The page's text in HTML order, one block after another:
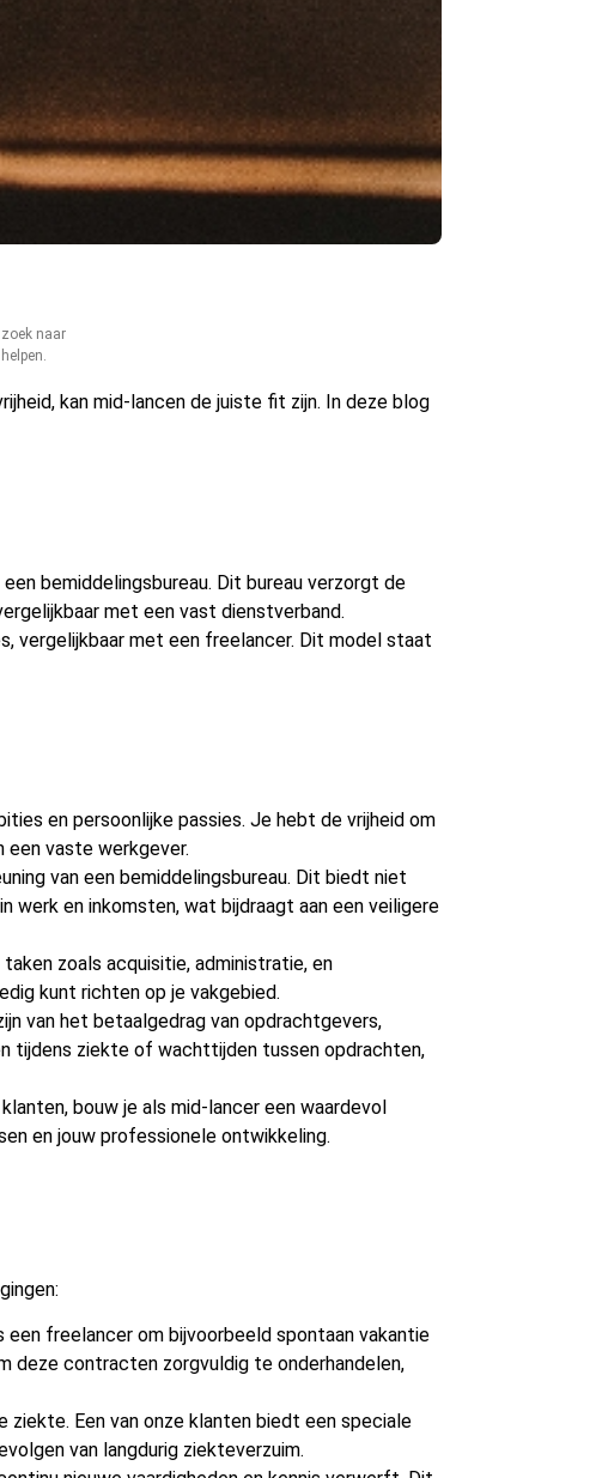
naar
kan mid-lancen de juiste fit zijn. In deze blog
bemiddelingsbureau. Dit bureau verzorgt de
met een vast dienstverband.
vergelijkbaar met een freelancer. Dit model staat
en persoonlijke passies. Je hebt de vrijheid om
een vaste werkgever.
van een bemiddelingsbureau. Dit biedt niet
werk en inkomsten, wat bijdraagt aan een veiligere
zoals acquisitie, administratie, en
kunt richten op je vakgebied.
van het betaalgedrag van opdrachtgevers,
tijdens ziekte of wachttijden tussen opdrachten,
bouw je als mid-lancer een waardevol
en jouw professionele ontwikkeling.
freelancer om bijvoorbeeld spontaan vakantie
deze contracten zorgvuldig te onderhandelen,
ziekte. Een van onze klanten biedt een speciale
van langdurig ziekteverzuim.